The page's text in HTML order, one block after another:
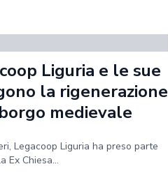
Liguria e le sue
la rigenerazione
medievale
Legacoop Liguria ha preso parte
Ex Chiesa...